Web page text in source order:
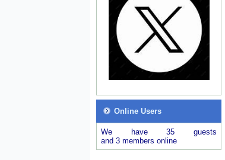
Online Users
We have 35 guests
and 3 members online